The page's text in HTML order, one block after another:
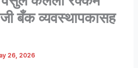
बँक व्यवस्थापकासह
26, 2026